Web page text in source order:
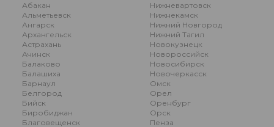
Абакан
Альметьевск
Ангарск
Архангельск
Астрахань
Ачинск
Балаково
Балашиха
Барнаул
Белгород
Бийск
Биробиджан
Благовещенск
Нижневартовск
Нижнекамск
Нижний Новгород
Нижний Тагил
Новокузнецк
Новороссийск
Новосибирск
Новочеркасск
Омск
Орел
Оренбург
Орск
Пенза